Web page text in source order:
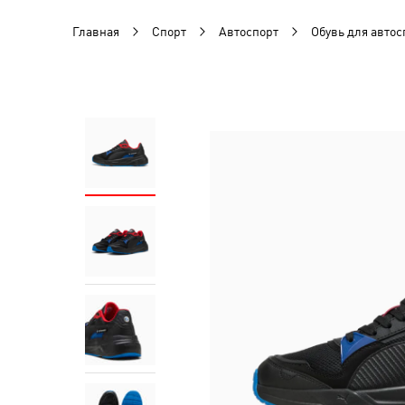
Главная Спорт Автоспорт Обувь для